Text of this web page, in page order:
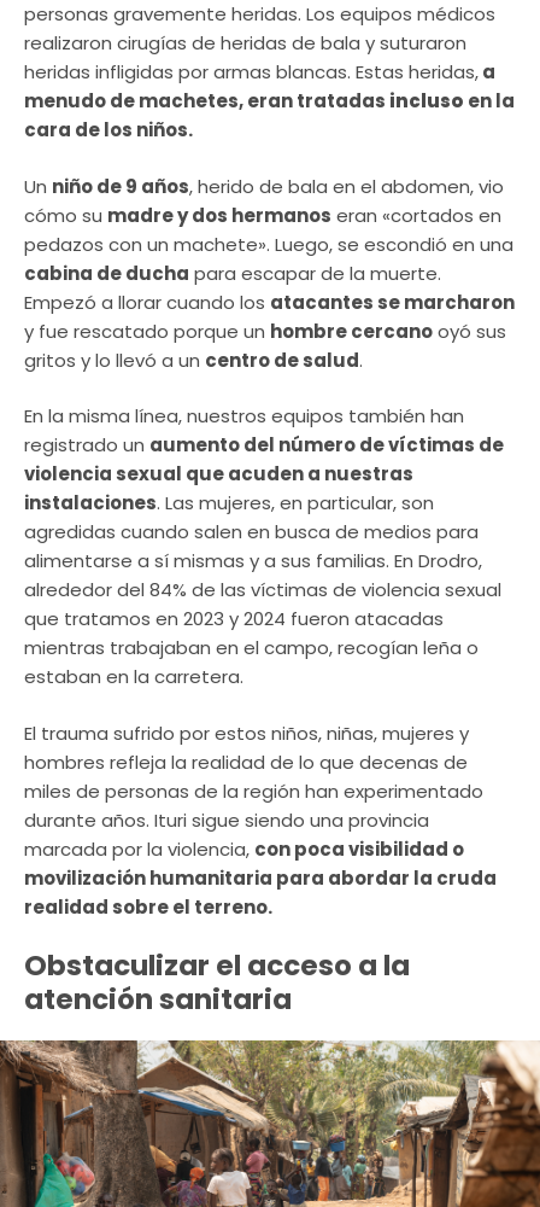
personas gravemente heridas. Los equipos médicos
realizaron cirugías de heridas de bala y suturaron
heridas infligidas por armas blancas. Estas heridas,a
menudo de machetes, eran tratadas incluso en la
cara de los niños.
Un niño de 9 años, herido de bala en el abdomen, vio
cómo su madre y dos hermanos eran «cortados en
pedazos con un machete». Luego, se escondió en una
cabina de ducha para escapar de la muerte.
Empezó a llorar cuando los atacantes se marcharon
y fue rescatado porque un hombre cercanooyó sus
gritos y lo llevó a un centro de salud.
En la misma línea, nuestros equipos también han
registrado un aumento del número de víctimas de
violencia sexual que acuden a nuestras
instalaciones. Las mujeres, en particular, son
agredidas cuando salen en busca de medios para
alimentarse a sí mismas y a sus familias. En Drodro,
alrededor del 84% de las víctimas de violencia sexual
que tratamos en 2023 y 2024 fueron atacadas
mientras trabajaban en el campo, recogían leña o
estaban en la carretera.
El trauma sufrido por estos niños, niñas, mujeres y
hombres refleja la realidad de lo que decenas de
miles de personas de la región han experimentado
durante años. Ituri sigue siendo una provincia
marcada por la violencia, con poca visibilidad o
movilización humanitaria para abordar la cruda
realidad sobre el terreno.
Obstaculizar el acceso a la
atención sanitaria